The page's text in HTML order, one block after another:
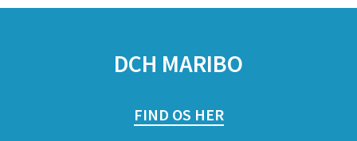
DCH MARIBO
FIND OS HER